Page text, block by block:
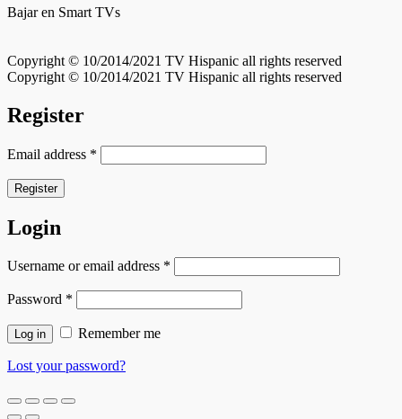
Bajar en Smart TVs
Copyright © 10/2014/2021 TV Hispanic all rights reserved
Copyright © 10/2014/2021 TV Hispanic all rights reserved
Register
Email address *
Register
Login
Username or email address *
Password *
Log in Remember me
Lost your password?